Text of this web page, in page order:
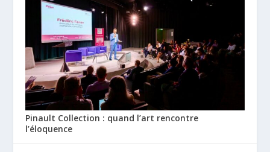
Pinault Collection : quand l’art rencontre
l’éloquence